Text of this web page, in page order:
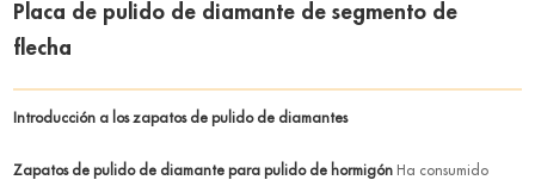
Placa de pulido de diamante de segmento de
flecha
Introducción a los zapatos de pulido de diamantes
Zapatos de pulido de diamante para pulido de hormigón Ha consumido